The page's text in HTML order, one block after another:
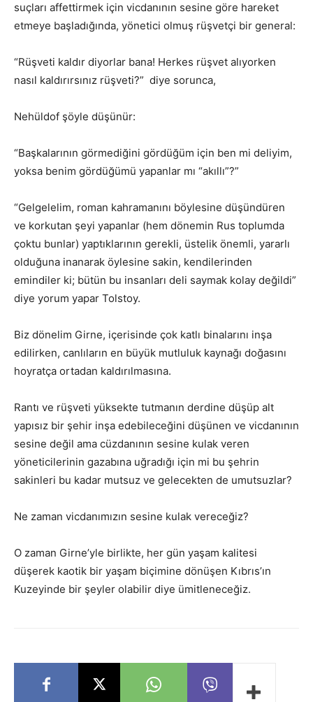
suçları affettirmek için vicdanının sesine göre hareket
etmeye başladığında, yönetici olmuş rüşvetçi bir general:
“Rüşveti kaldır diyorlar bana! Herkes rüşvet alıyorken
nasıl kaldırırsınız rüşveti?” diye sorunca,
Nehüldof şöyle düşünür:
“Başkalarının görmediğini gördüğüm için ben mi deliyim,
yoksa benim gördüğümü yapanlar mı “akıllı”?”
“Gelgelelim, roman kahramanını böylesine düşündüren
ve korkutan şeyi yapanlar (hem dönemin Rus toplumda
çoktu bunlar) yaptıklarının gerekli, üstelik önemli, yararlı
olduğuna inanarak öylesine sakin, kendilerinden
emindiler ki; bütün bu insanları deli saymak kolay değildi”
diye yorum yapar Tolstoy.
Biz dönelim Girne, içerisinde çok katlı binalarını inşa
edilirken, canlıların en büyük mutluluk kaynağı doğasını
hoyratça ortadan kaldırılmasına.
Rantı ve rüşveti yüksekte tutmanın derdine düşüp alt
yapısız bir şehir inşa edebileceğini düşünen ve vicdanının
sesine değil ama cüzdanının sesine kulak veren
yöneticilerinin gazabına uğradığı için mi bu şehrin
sakinleri bu kadar mutsuz ve gelecekten de umutsuzlar?
Ne zaman vicdanımızın sesine kulak vereceğiz?
O zaman Girne’yle birlikte, her gün yaşam kalitesi
düşerek kaotik bir yaşam biçimine dönüşen Kıbrıs’ın
Kuzeyinde bir şeyler olabilir diye ümitleneceğiz.